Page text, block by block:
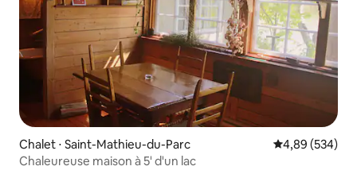
Chalet ⋅ Saint-Mathieu-du-Parc Évaluation
4,89 (534)
Chaleureuse maison à 5' d'un lac